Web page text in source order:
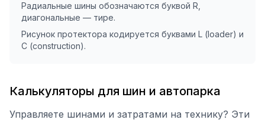
Радиальные шины обозначаются буквой R,
диагональные — тире.
Рисунок протектора кодируется буквами L (loader) и
C (construction).
Калькуляторы для шин и автопарка
Управляете шинами и затратами на технику? Эти